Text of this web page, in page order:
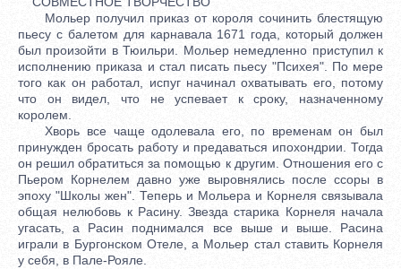
Мольер получил приказ от короля сочинить блестящую
пьесу с балетом для карнавала 1671 года, который должен
был произойти в Тюильри. Мольер немедленно приступил к
исполнению приказа и стал писать пьесу "Психея". По мере
того как он работал, испуг начинал охватывать его, потому
что он видел, что не успевает к сроку, назначенному
королем.
Хворь все чаще одолевала его, по временам он был
принужден бросать работу и предаваться ипохондрии. Тогда
он решил обратиться за помощью к другим. Отношения его с
Пьером Корнелем давно уже выровнялись после ссоры в
эпоху "Школы жен". Теперь и Мольера и Корнеля связывала
общая нелюбовь к Расину. Звезда старика Корнеля начала
угасать, а Расин поднимался все выше и выше. Расина
играли в Бургонском Отеле, а Мольер стал ставить Корнеля
у себя, в Пале-Рояле.